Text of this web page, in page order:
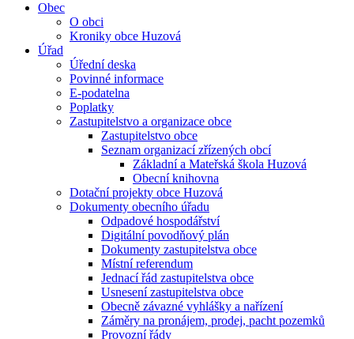
Obec
O obci
Kroniky obce Huzová
Úřad
Úřední deska
Povinné informace
E-podatelna
Poplatky
Zastupitelstvo a organizace obce
Zastupitelstvo obce
Seznam organizací zřízených obcí
Základní a Mateřská škola Huzová
Obecní knihovna
Dotační projekty obce Huzová
Dokumenty obecního úřadu
Odpadové hospodářství
Digitální povodňový plán
Dokumenty zastupitelstva obce
Místní referendum
Jednací řád zastupitelstva obce
Usnesení zastupitelstva obce
Obecně závazné vyhlášky a nařízení
Záměry na pronájem, prodej, pacht pozemků
Provozní řády